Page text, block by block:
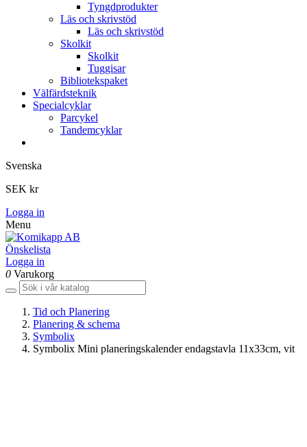
Tyngdprodukter
Läs och skrivstöd
Läs och skrivstöd
Skolkit
Skolkit
Tuggisar
Bibliotekspaket
Välfärdsteknik
Specialcyklar
Parcykel
Tandemcyklar
Svenska
SEK kr
Logga in
Menu
Önskelista
Logga in
0 Varukorg
Tid och Planering
Planering & schema
Symbolix
Symbolix Mini planeringskalender endagstavla 11x33cm, vit